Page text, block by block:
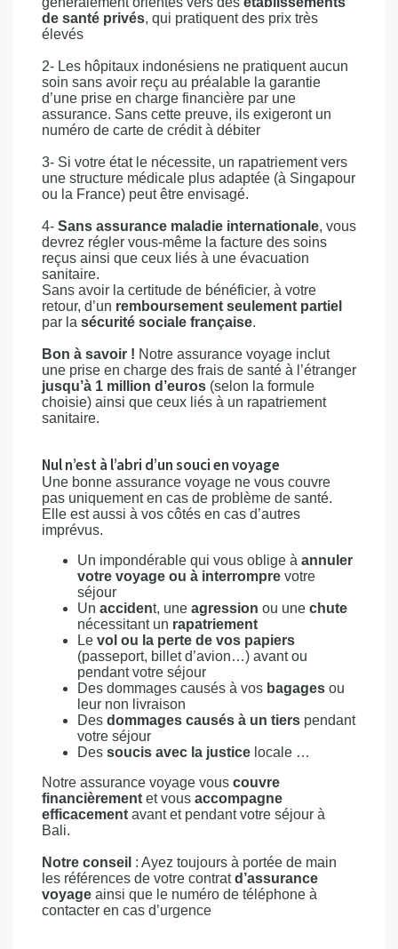
de santé privés, qui pratiquent des prix très
élevés
2- Les hôpitaux indonésiens ne pratiquent aucun
soin sans avoir reçu au préalable la garantie
d’une prise en charge financière par une
assurance. Sans cette preuve, ils exigeront un
numéro de carte de crédit à débiter
3- Si votre état le nécessite, un rapatriement vers
une structure médicale plus adaptée (à Singapour
ou la France) peut être envisagé.
4- Sans assurance maladie internationale, vous
devrez régler vous-même la facture des soins
reçus ainsi que ceux liés à une évacuation
sanitaire.
Sans avoir la certitude de bénéficier, à votre
retour, d’un remboursement seulement partiel
par la sécurité sociale française.
Bon à savoir ! Notre assurance voyage inclut
une prise en charge des frais de santé à l’étranger
jusqu’à 1 million d’euros (selon la formule
choisie) ainsi que ceux liés à un rapatriement
sanitaire.
Nul n’est à l’abri d’un souci en voyage
Une bonne assurance voyage ne vous couvre
pas uniquement en cas de problème de santé.
Elle est aussi à vos côtés en cas d’autres
imprévus.
Un impondérable qui vous oblige à annuler
votre voyage ou à interrompre votre
séjour
Un accident, une agression ou une chute
nécessitant un rapatriement
Le vol ou la perte de vos papiers
(passeport, billet d’avion…) avant ou
pendant votre séjour
Des dommages causés à vos bagages ou
leur non livraison
Des dommages causés à un tiers pendant
votre séjour
Des soucis avec la justice locale …
Notre assurance voyage vous couvre
financièrement et vous accompagne
efficacement avant et pendant votre séjour à
Bali.
Notre conseil : Ayez toujours à portée de main
les références de votre contratd’assurance
voyage ainsi que le numéro de téléphone à
contacter en cas d’urgence